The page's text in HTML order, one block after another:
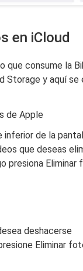
en iCloud
que consume la
Storage y aquí
de Apple
inferior de la
que deseas
presiona Eliminar
deshacerse
Eliminar